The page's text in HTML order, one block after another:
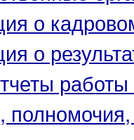
о
о